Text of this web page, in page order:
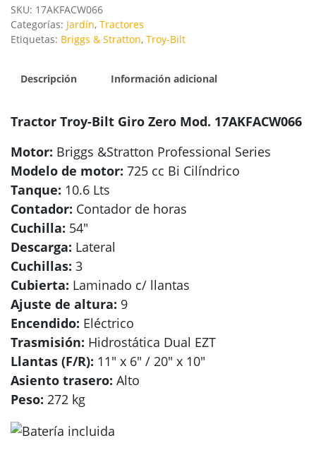
SKU: 17AKFACW066
Categorías: Jardín, Tractores
Etiquetas: Briggs & Stratton, Troy-Bilt
Descripción Información adicional
Tractor Troy-Bilt Giro Zero Mod. 17AKFACW066
Motor: Briggs &Stratton Professional Series
Modelo de motor: 725 cc Bi Cilíndrico
Tanque: 10.6 Lts
Contador: Contador de horas
Cuchilla: 54″
Descarga: Lateral
Cuchillas: 3
Cubierta: Laminado c/ llantas
Ajuste de altura: 9
Encendido: Eléctrico
Trasmisión: Hidrostática Dual EZT
Llantas (F/R): 11″ x 6″ / 20″ x 10″
Asiento trasero: Alto
Peso: 272 kg